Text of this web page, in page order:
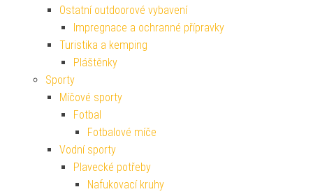
Ostatní outdoorové vybavení
Impregnace a ochranné přípravky
Turistika a kemping
Pláštěnky
Sporty
Míčové sporty
Fotbal
Fotbalové míče
Vodní sporty
Plavecké potřeby
Nafukovací kruhy